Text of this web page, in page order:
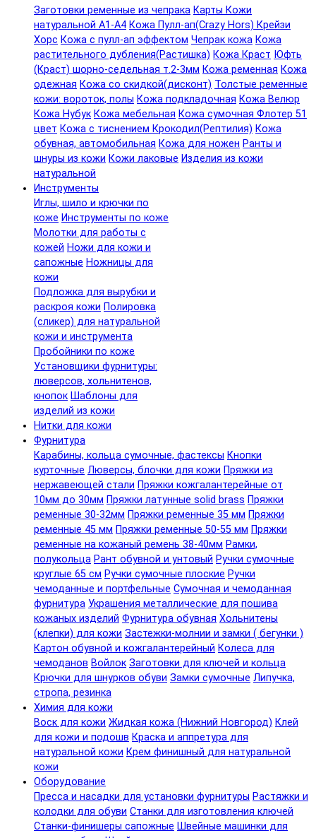
Заготовки ременные из чепрака Карты Кожи
натуральной А1-А4 Кожа Пулл-ап(Crazy Hors) Крейзи
Хорс Кожа с пулл-ап эффектом Чепрак кожа Кожа
растительного дубления(Растишка) Кожа Краст Юфть
(Краст) шорно-седельная т.2-3мм Кожа ременная Кожа
одежная Кожа со скидкой(дисконт) Толстые ременные
кожи: вороток, полы Кожа подкладочная Кожа Велюр
Кожа Нубук Кожа мебельная Кожа сумочная Флотер 51
цвет Кожа с тиснением Крокодил(Рептилия) Кожа
обувная, автомобильная Кожа для ножен Ранты и
шнуры из кожи Кожи лаковые Изделия из кожи
натуральной
Инструменты
Иглы, шило и крючки по
коже Инструменты по коже
Молотки для работы с
кожей Ножи для кожи и
сапожные Ножницы для
кожи
Подложка для вырубки и
раскроя кожи Полировка
(сликер) для натуральной
кожи и инструмента
Пробойники по коже
Установщики фурнитуры:
люверсов, хольнитенов,
кнопок Шаблоны для
изделий из кожи
Нитки для кожи
Фурнитура
Карабины, кольца сумочные, фастексы Кнопки
курточные Люверсы, блочки для кожи Пряжки из
нержавеющей стали Пряжки кожгалантерейные от
10мм до 30мм Пряжки латунные solid brass Пряжки
ременные 30-32мм Пряжки ременные 35 мм Пряжки
ременные 45 мм Пряжки ременные 50-55 мм Пряжки
ременные на кожаный ремень 38-40мм Рамки,
полукольца Рант обувной и унтовый Ручки сумочные
круглые 65 см Ручки сумочные плоские Ручки
чемоданные и портфельные Сумочная и чемоданная
фурнитура Украшения металлические для пошива
кожаных изделий Фурнитура обувная Хольнитены
(клепки) для кожи Застежки-молнии и замки ( бегунки )
Картон обувной и кожгалантерейный Колеса для
чемоданов Войлок Заготовки для ключей и кольца
Крючки для шнурков обуви Замки сумочные Липучка,
стропа, резинка
Химия для кожи
Воск для кожи Жидкая кожа (Нижний Новгород) Клей
для кожи и подошв Краска и аппретура для
натуральной кожи Крем финишный для натуральной
кожи
Оборудование
Пресса и насадки для установки фурнитуры Растяжки и
колодки для обуви Станки для изготовления ключей
Станки-финишеры сапожные Швейные машинки для